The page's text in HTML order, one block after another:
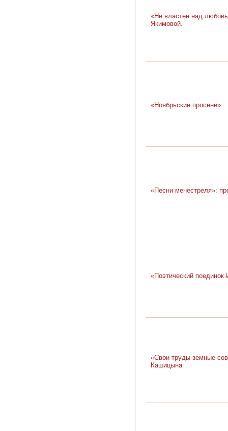
«Не властен над
Якимовой.
«Ноябрьские просени»
«Песни менестреля»:
«Поэтический
«Свои труды земные
Кашицына